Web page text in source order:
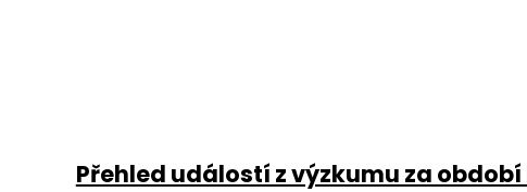
Přehled událostí z výzkumu za